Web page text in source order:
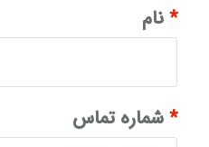
*نام
*شماره تماس